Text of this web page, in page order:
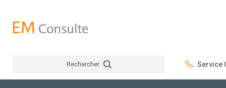
Rechercher Service